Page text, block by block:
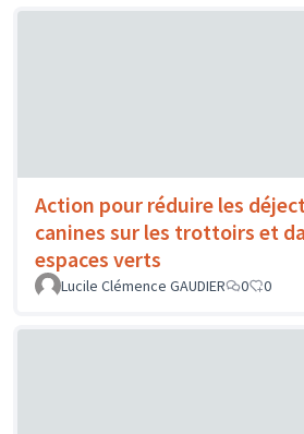
Action pour réduire les
canines sur les trottoirs et
espaces verts
Lucile Clémence GAUDIER 0 0